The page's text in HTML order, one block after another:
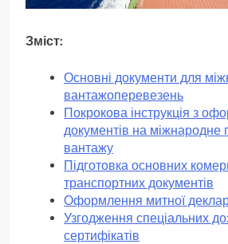
Зміст:
Основні документи для
вантажоперевезень
Покрокова інструкція з
документів на міжнародне
вантажу
Підготовка основних
транспортних документів
Оформлення митної
Узгодження спеціальних
сертифікатів